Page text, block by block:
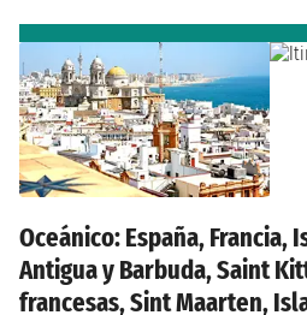
Oceánico: España, Francia,
Antigua y Barbuda, Saint
francesas, Sint Maarten,